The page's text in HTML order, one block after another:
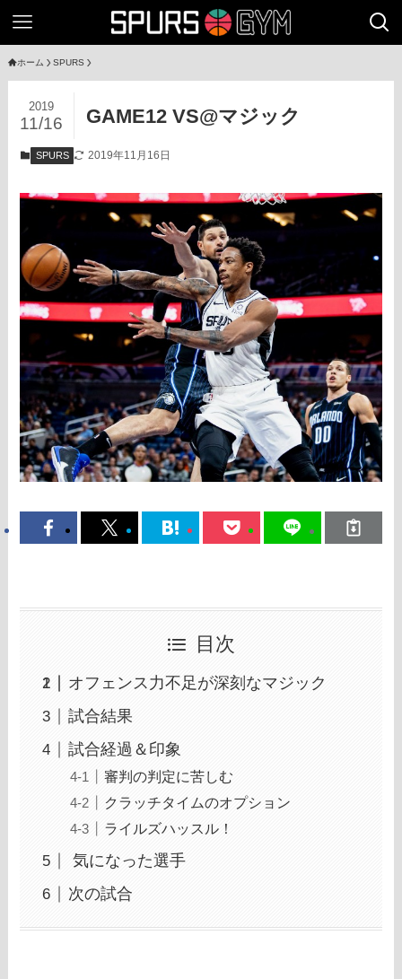
ホーム SPURS
GAME12 VS@マジック
2019
11/16
SPURS 2019年11月16日
目次
オフェンス力不足が深刻なマジック
試合結果
試合経過＆印象
審判の判定に苦しむ
クラッチタイムのオプション
ライルズハッスル！
気になった選手
次の試合